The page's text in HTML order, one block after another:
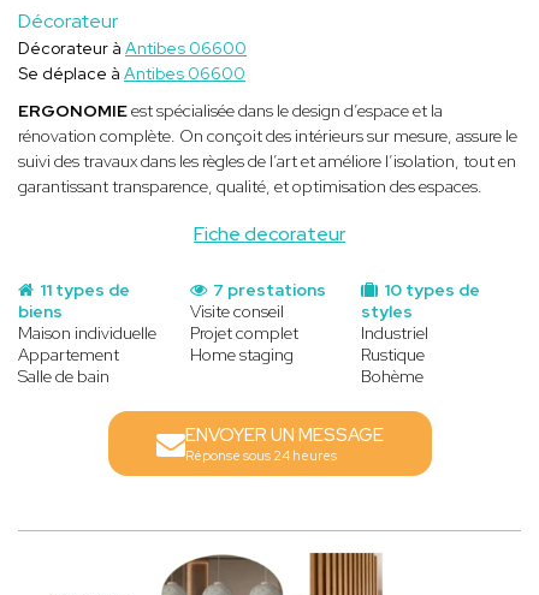
Décorateur
Fiche decorateur
Décorateur à Antibes 06600
Se déplace à Antibes 06600
ERGONOMIEest spécialisée dans le design d’espace et la
rénovation complète. On conçoit des intérieurs sur mesure, assure le
suivi des travaux dans les règles de l’art et améliore l’isolation, tout en
garantissant transparence, qualité, et optimisation des espaces.
11 types de
biens
Maison individuelle
Appartement
Salle de bain
10 types de
styles
Industriel
Rustique
Bohème
7 prestations
Visite conseil
Projet complet
Home staging
ENVOYER UN MESSAGE
Réponse sous 24 heures